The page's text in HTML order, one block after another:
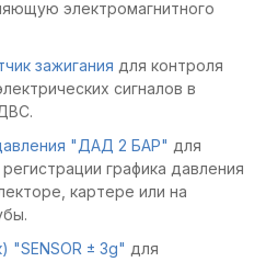
электромагнитного
зажигания для контроля
сигналов в
"ДАД 2 БАР" для
графика давления
картере или на
"SENSOR ± 3g" для